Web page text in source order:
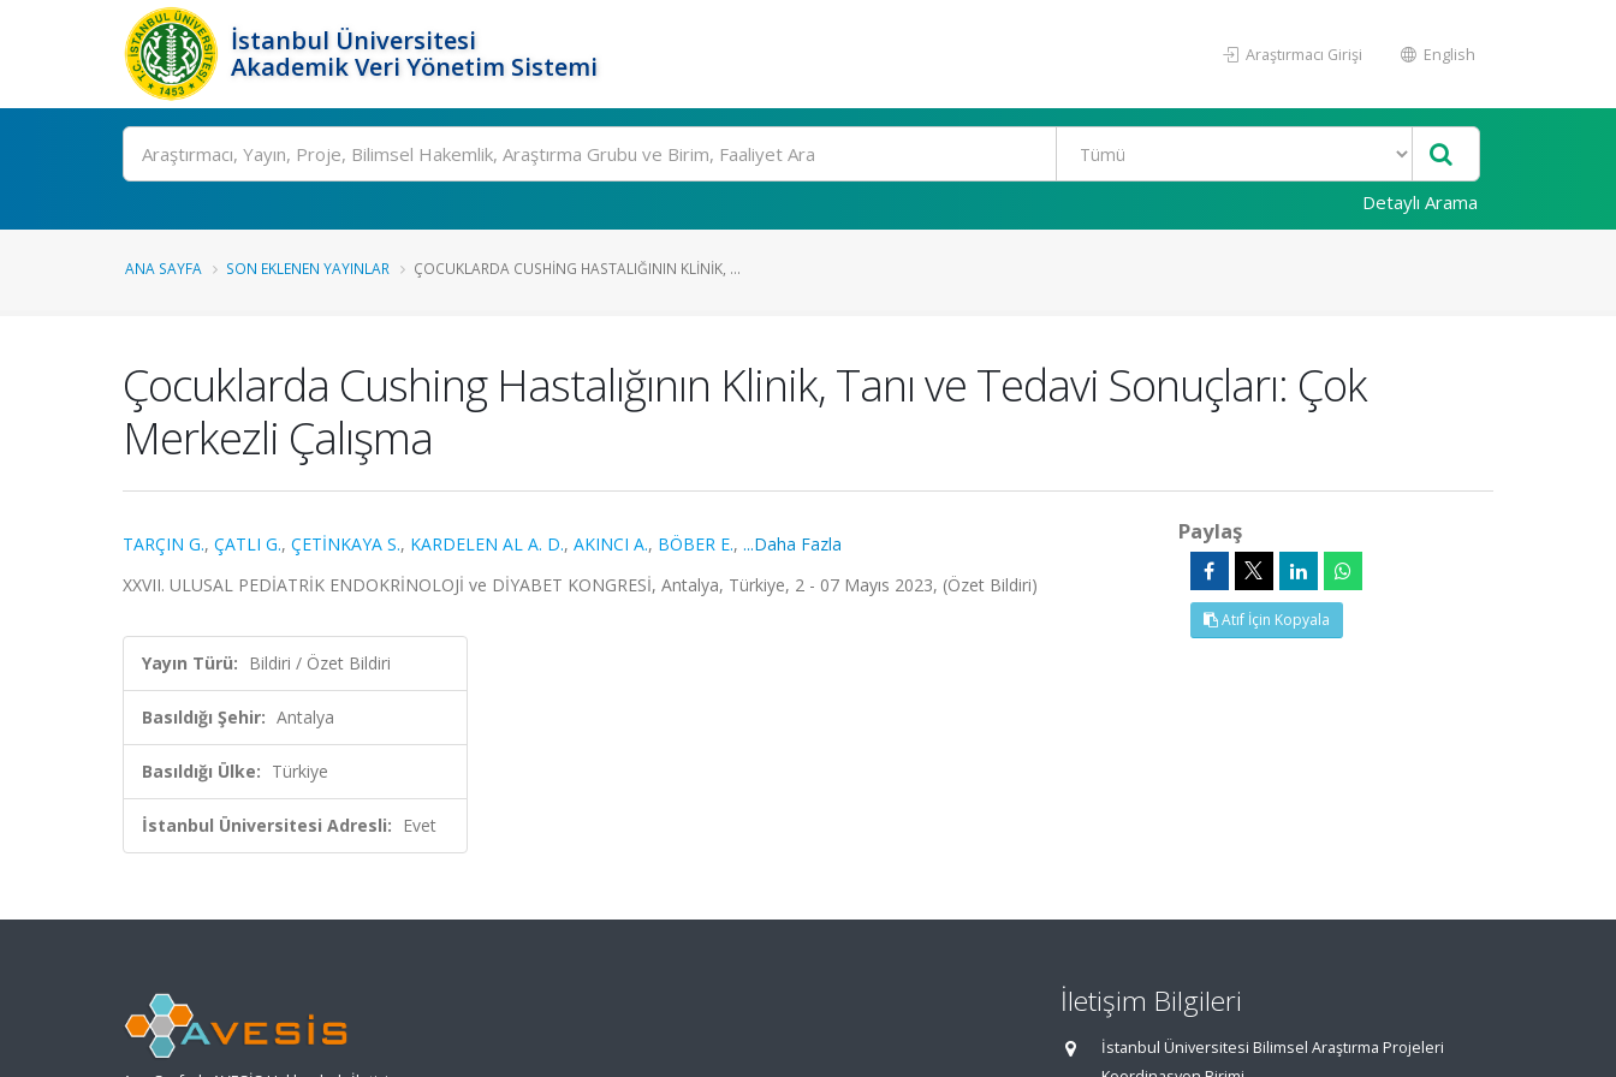
İstanbul Üniversitesi
Akademik Veri Yönetim Sistemi
Araştırmacı Girişi English
Ara
Detaylı Arama
ANA SAYFA SON EKLENEN YAYINLAR ÇOCUKLARDA CUSHING HASTALIĞININ KLINIK, ...
Çocuklarda Cushing Hastalığının Klinik, Tanı ve Tedavi Sonuçları: Çok
Merkezli Çalışma
TARÇIN G., ÇATLI G., ÇETİNKAYA S., KARDELEN AL A. D., AKINCI A., BÖBER E., ...Daha Fazla
XXVII. ULUSAL PEDİATRİK ENDOKRİNOLOJİ ve DİYABET KONGRESİ, Antalya, Türkiye, 2 - 07 Mayıs 2023, (Özet Bildiri)
Yayın Türü: Bildiri / Özet Bildiri
Basıldığı Şehir: Antalya
Basıldığı Ülke: Türkiye
İstanbul Üniversitesi Adresli: Evet
Paylaş
Atıf İçin Kopyala
İletişim Bilgileri
İstanbul Üniversitesi Bilimsel Araştırma Projeleri